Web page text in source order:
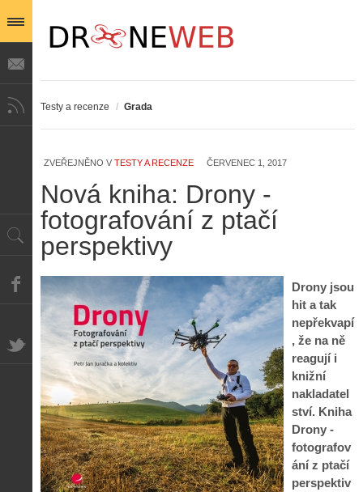
Testy a recenze / Grada
ZVEŘEJNĚNO V TESTY A RECENZE ČERVENEC 1, 2017
Nová kniha: Drony -
fotografování z ptačí
perspektivy
Drony jsou
hit a tak
nepřekvapí
, že na ně
reagují i
knižní
nakladatel
ství. Kniha
Drony -
fotografov
ání z ptačí
perspektiv